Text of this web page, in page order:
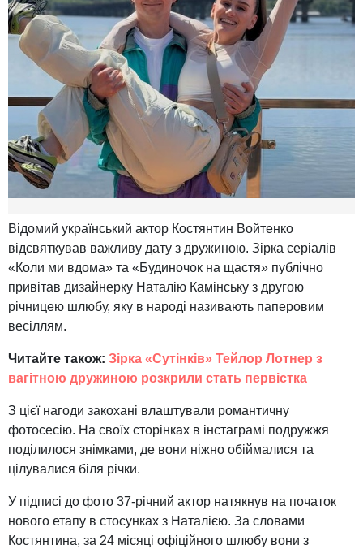
Відомий український актор Костянтин Войтенко
відсвяткував важливу дату з дружиною. Зірка серіалів
«Коли ми вдома» та «Будиночок на щастя» публічно
привітав дизайнерку Наталію Камінську з другою
річницею шлюбу, яку в народі називають паперовим
весіллям.
Читайте також: Зірка «Сутінків» Тейлор Лотнер з
вагітною дружиною розкрили стать первістка
З цієї нагоди закохані влаштували романтичну
фотосесію. На своїх сторінках в інстаграмі подружжя
поділилося знімками, де вони ніжно обіймалися та
цілувалися біля річки.
У підписі до фото 37-річний актор натякнув на початок
нового етапу в стосунках з Наталією. За словами
Костянтина, за 24 місяці офіційного шлюбу вони з